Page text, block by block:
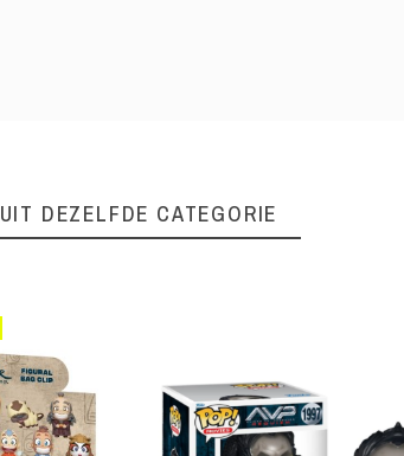
UIT DEZELFDE CATEGORIE